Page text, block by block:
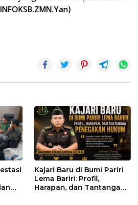
Kajari Baru di Bumi Pariri
Lema Bariri: Profil,
Harapan, dan Tantangan